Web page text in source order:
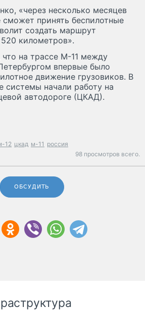
«через несколько месяцев
принять беспилотные
создать маршрут
километров».
на трассе М-11 между
впервые было
движение грузовиков. В
системы начали работу на
автодороге (ЦКАД).
12 цкад м-11 россия
98 просмотров всего.
ОБСУДИТЬ